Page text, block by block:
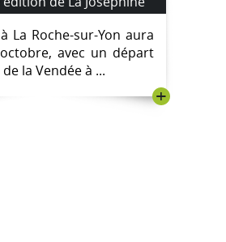
La Roche-sur-Yon aura
avec un départ
la Vendée à ...
+